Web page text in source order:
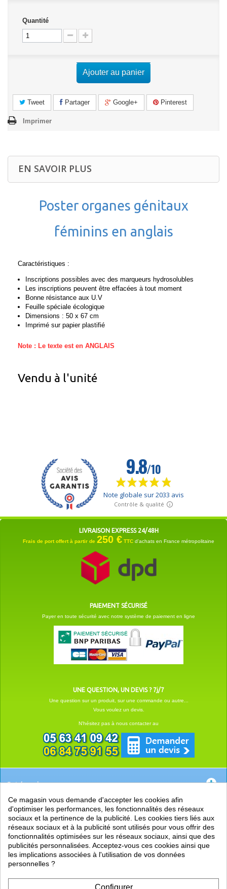
Quantité
Ajouter au panier
Tweet Partager Google+ Pinterest
Imprimer
EN SAVOIR PLUS
Poster organes génitaux
féminins en anglais
Caractéristiques :
Inscriptions possibles avec des marqueurs hydrosolubles
Les inscriptions peuvent être effacées à tout moment
Bonne résistance aux U.V
Feuille spéciale écologique
Dimensions : 50 x 67 cm
Imprimé sur papier plastifié
Note : Le texte est en ANGLAIS
Vendu à l'unité
LIVRAISON EXPRESS 24/48H
Frais de port offert à partir de 250 € TTC d'achats en France métropolitaine
PAIEMENT SÉCURISÉ
Payer en toute sécurité avec notre système de paiement en ligne
UNE QUESTION, UN DEVIS ? 7j/7
Une question sur un produit, sur une commande ou autre...
Vous voulez un devis.
N'hésitez pas à nous contacter au
Catégories
EN SAVOIR +
PRATIQUE
LIENS
Ce magasin vous demande d'accepter les cookies afin
d'optimiser les performances, les fonctionnalités des réseaux
sociaux et la pertinence de la publicité. Les cookies tiers liés aux
réseaux sociaux et à la publicité sont utilisés pour vous offrir des
fonctionnalités optimisées sur les réseaux sociaux, ainsi que des
publicités personnalisées. Acceptez-vous ces cookies ainsi que
les implications associées à l'utilisation de vos données
personnelles ?